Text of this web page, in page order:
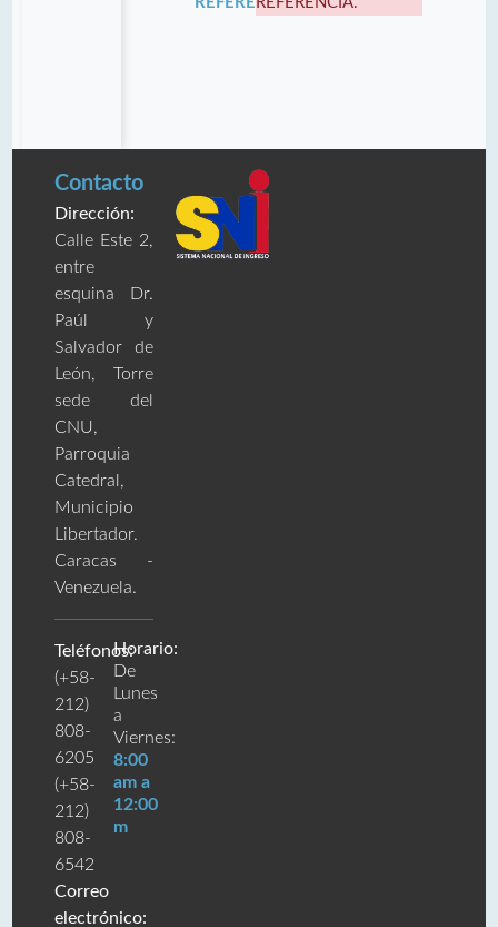
Contacto
Dirección:
Calle Este 2,
entre
esquina Dr.
Paúl y
Salvador de
León, Torre
sede del
CNU,
Parroquia
Catedral,
Municipio
Libertador.
Caracas -
Venezuela.
Teléfonos:
(+58-
212)
808-
6205
(+58-
212)
808-
6542
Correo
electrónico:
Horario:
De
Lunes
a
Viernes:
8:00
am a
12:00
m